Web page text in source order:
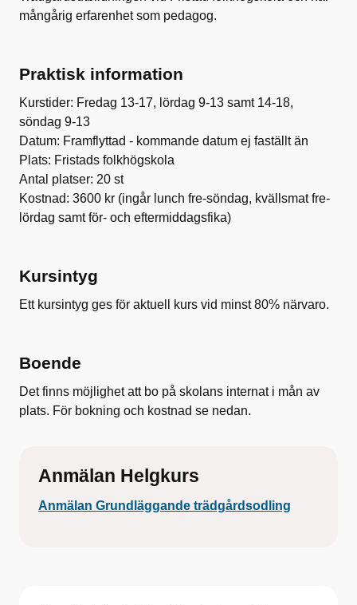
mångårig erfarenhet som pedagog.
Praktisk information
Kurstider: Fredag 13-17, lördag 9-13 samt 14-18,
söndag 9-13
Datum: Framflyttad - kommande datum ej faställt än
Plats: Fristads folkhögskola
Antal platser: 20 st
Kostnad: 3600 kr (ingår lunch fre-söndag, kvällsmat fre-
lördag samt för- och eftermiddagsfika)
Kursintyg
Ett kursintyg ges för aktuell kurs vid minst 80% närvaro.
Boende
Det finns möjlighet att bo på skolans internat i mån av
plats. För bokning och kostnad se nedan.
Anmälan Helgkurs
Anmälan Grundläggande trädgårdsodling